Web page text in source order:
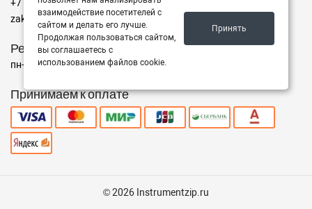
+7 (499) 350-94-25
zakaz@instrumentzip.ru
Режим работы
пн-пт с 9:00 до 18:00, сб 9:00 до 16:00, вс - выходной
Принимаем к оплате
© 2026 Instrumentzip.ru
взаимодействие посетителей с
сайтом и делать его лучше.
Продолжая пользоваться сайтом,
вы соглашаетесь с
использованием файлов cookie.
Принять